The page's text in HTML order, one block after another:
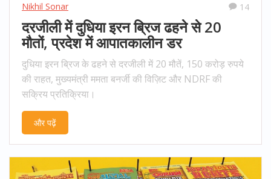
Nikhil Sonar
14
दरजीली में दुधिया इरन ब्रिज ढहने से 20
मौतों, प्रदेश में आपातकालीन डर
दुधिया इरन ब्रिज के ढहने से दरजीली में 20 मौतें, 150 करोड़ रुपये
की राहत, मुख्यमंत्री ममता बनर्जी की विज़िट और NDRF की
सक्रिय प्रतिक्रिया।
और पढ़ें